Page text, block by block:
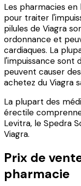
Les pharmacies
pour traiter
pilules de Viagra
ordonnance et
cardiaques. La
l'impuissance sont
peuvent causer
achetez du Viagra
La plupart des
érectile
Levitra, le Spedra
Viagra.
Prix de
pharmacie